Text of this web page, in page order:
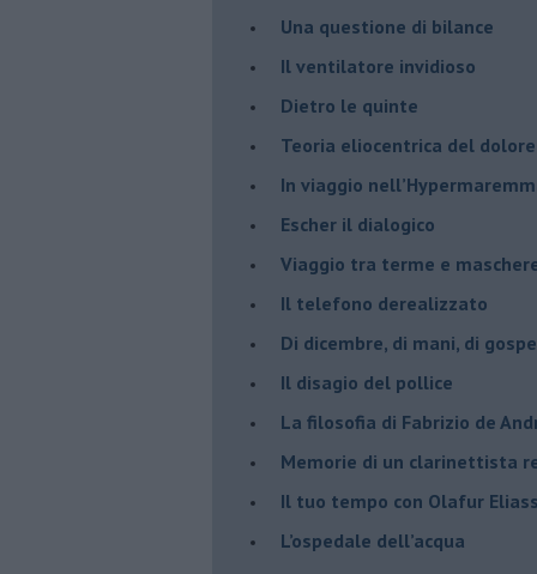
​Una questione di bilance
​Il ventilatore invidioso
​Dietro le quinte
​Teoria eliocentrica del dolore
In viaggio
​Escher il dialogico
​Viaggio tra terme e
Il telefono derealizzato
​Di dicembre, di mani, di
​Il disagio del pollice
​La filosofia di Fabrizio de
Memorie di un clarinettista
​Il tuo tempo con Olafur
​L’ospedale dell’acqua